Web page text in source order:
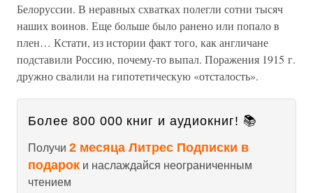
Белоруссии. В неравных схватках полегли сотни тысяч
наших воинов. Еще больше было ранено или попало в
плен… Кстати, из истории факт того, как англичане
подставили Россию, почему-то выпал. Поражения 1915 г.
дружно свалили на гипотетическую «отсталость».
Более 800 000 книг и аудиокниг! 📚
Получи 2 месяца Литрес Подписки в
подарок и наслаждайся неограниченным
чтением